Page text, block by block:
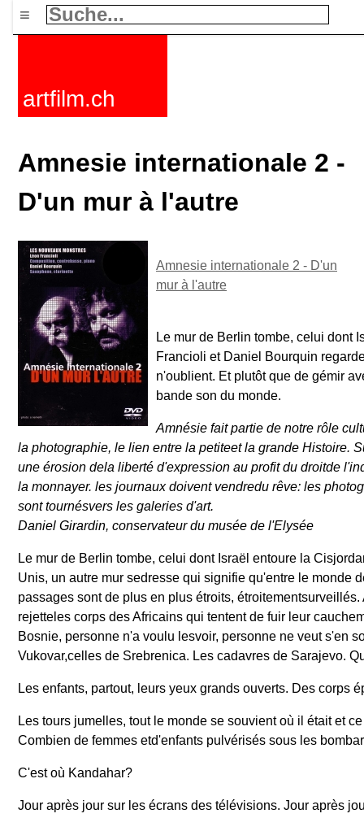
≡
artfilm.ch
Amnesie internationale 2 -
D'un mur à l'autre
Amnesie internationale 2 - D'un
mur à l'autre
Le mur de Berlin tombe, celui dont
Francioli et Daniel Bourquin
n'oublient. Et plutôt que de gémir
bande son du monde.
Amnésie fait partie de notre rôle
la photographie, le lien entre la petiteet la grande Histoire.
une érosion dela liberté d'expression au profit du droitde
la monnayer. les journaux doivent vendredu rêve: les
sont tournésvers les galeries d'art.
Daniel Girardin, conservateur du musée de l'Elysée
Le mur de Berlin tombe, celui dont Israël entoure la
Unis, un autre mur sedresse qui signifie qu'entre le monde
passages sont de plus en plus étroits,
rejetteles corps des Africains qui tentent de fuir leur
Bosnie, personne n'a voulu lesvoir, personne ne veut s'en
Vukovar,celles de Srebrenica. Les cadavres de Sarajevo.
Les enfants, partout, leurs yeux grands ouverts. Des corps
Les tours jumelles, tout le monde se souvient où il était et
Combien de femmes etd'enfants pulvérisés sous les
C'est où Kandahar?
Jour après jour sur les écrans des télévisions. Jour après